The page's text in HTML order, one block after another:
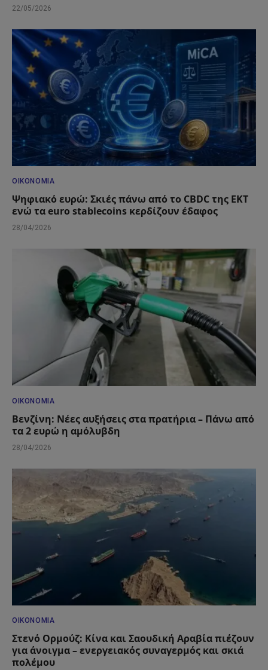
22/05/2026
ΟΙΚΟΝΟΜΊΑ
Ψηφιακό ευρώ: Σκιές πάνω από το CBDC της ΕΚΤ
ενώ τα euro stablecoins κερδίζουν έδαφος
28/04/2026
ΟΙΚΟΝΟΜΊΑ
Βενζίνη: Νέες αυξήσεις στα πρατήρια – Πάνω από
τα 2 ευρώ η αμόλυβδη
28/04/2026
ΟΙΚΟΝΟΜΊΑ
Στενό Ορμούζ: Κίνα και Σαουδική Αραβία πιέζουν
για άνοιγμα – ενεργειακός συναγερμός και σκιά
πολέμου